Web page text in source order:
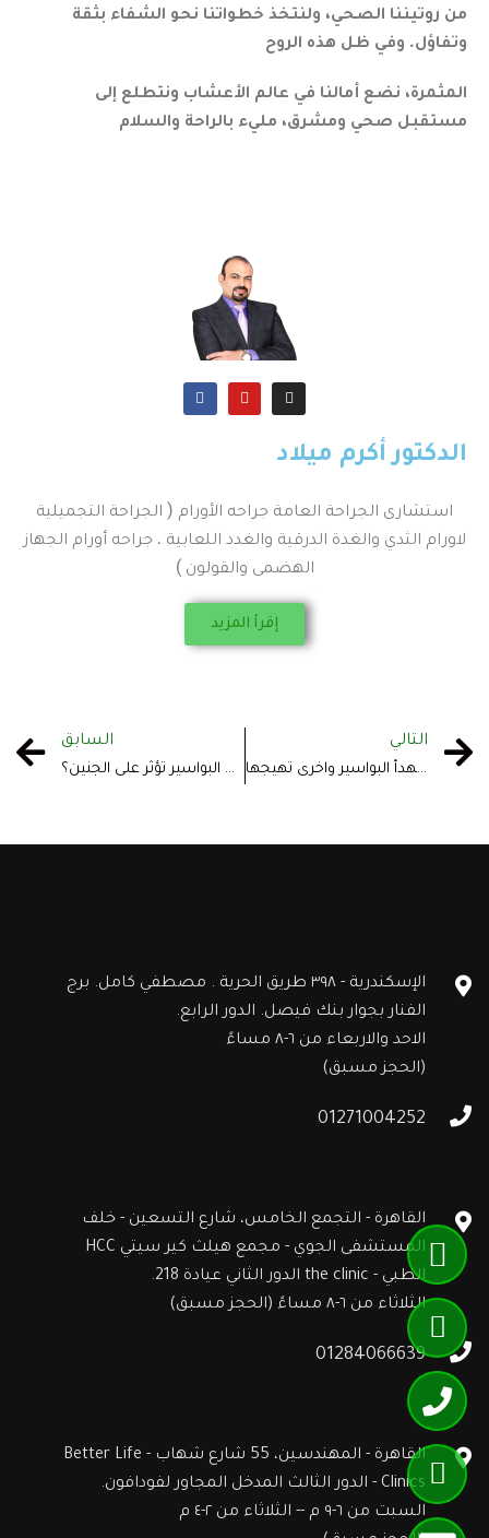
من روتيننا الصحي، ولنتخذ خطواتنا نحو الشفاء بثقة
وتفاؤل. وفي ظل هذه الروح
المثمرة، نضع أمالنا في عالم الأعشاب ونتطلع إلى
مستقبل صحي ومشرق، مليء بالراحة والسلام
الدكتور أكرم ميلاد
استشارى الجراحة العامة جراحه الأورام ( الجراحة التجميلية
لاورام الثدي والغدة الدرقية والغدد اللعابية ، جراحه أورام الجهاز
الهضمى والقولون )
إقرأ المزيد
السابق
هل البواسير تؤثر على الجنين؟
التالي
أطعمة تهدأ البواسير واخرى تهيجها
الإسكندرية - ٣٩٨ طريق الحرية . مصطفي كامل. برج
الفنار بجوار بنك فيصل. الدور الرابع.
الاحد والاربعاء من ٦-٨ مساءً
(الحجز مسبق)
01271004252
القاهرة - التجمع الخامس، شارع التسعين - خلف
المستشفى الجوي - مجمع هيلث كير سيتي HCC
الطبي - the clinic الدور الثاني عيادة 218.
الثلاثاء من ٦-٨ مساءً (الحجز مسبق)
01284066639
القاهرة - المهندسين، 55 شارع شهاب - Better Life
Clinics - الدور الثالث المدخل المجاور لفودافون.
السبت من ٦-٩ م -- الثلاثاء من ٢-٤ م